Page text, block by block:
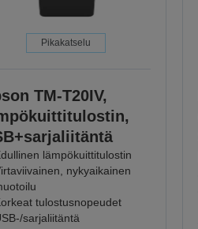
Pikakatselu
TM-T20IV,
lämpökuittitulostin
nykyaikainen
tulostusnopeudet
sarjaliitäntä